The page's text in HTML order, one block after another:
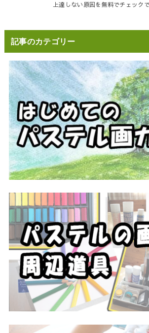
上達しない原因を無料でチェック
記事のカテゴリー